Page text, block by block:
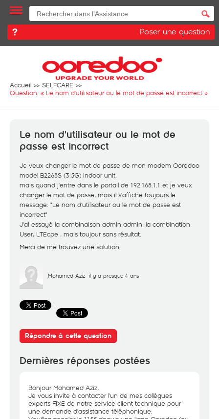
Poser une question
Accueil
SELFCARE
Question: « Le nom d'utilisateur ou le mot de passe est incorrect »
Le nom d'utilisateur ou le mot de
passe est incorrect
Je veux changer le mot de passe de mon modem Ooredoo
model B2268S (3.5G) Indoor unit.
mais quand j'entre dans le portail de 192.168.1.1 et je veux
changer le mot de passe, mais il s'affiche toujours le
message: "Le nom d'utilisateur ou le mot de passe est
incorrect"
J'ai essayé la combinaison admin admin, la combination
User, LTEcpe , mais toujour sans résultat.
Merci de me trouvez une solution.
Mohamed Aziz il y a presque 4 ans
Répondre à cette question
Dernières réponses postées
Bonjour Mohamed Aziz,
Je vous invite à contacter l'un de mes collègues
experts FIXE de notre service client technique pour
une demande d'assistance téléphonique.